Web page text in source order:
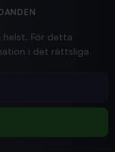
bra...
helst. För detta
i det rättsliga